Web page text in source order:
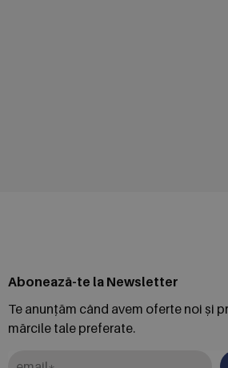
Abonează-te la Newsletter
Te anunțăm când avem oferte noi și
mărcile tale preferate.